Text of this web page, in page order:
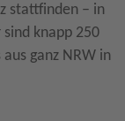
stattfinden – in
knapp 250
ganz NRW in